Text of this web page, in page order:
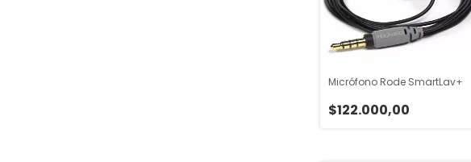
Micrófono Rode SmartLav+
$122.000,00